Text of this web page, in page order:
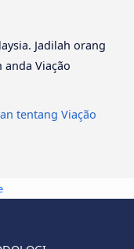
Jadilah orang
Viação
tentang Viação